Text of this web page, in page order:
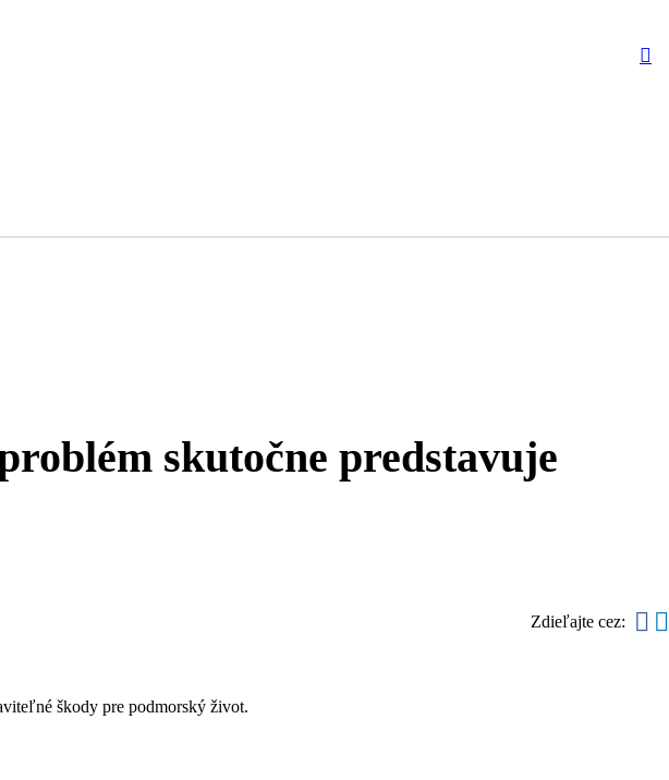
skutočne predstavuje
Zdieľajte cez:
škody pre podmorský život.